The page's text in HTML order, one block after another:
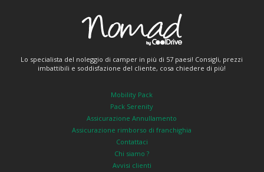
Lo specialista del noleggio di camper in più di 57 paesi! Consigli, prezzi
imbattibili e soddisfazione del cliente, cosa chiedere di più!
Mobility Pack
Pack Serenity
Assicurazione Annullamento
Assicurazione rimborso di franchighia
Contattaci
Chi siamo ?
Avvisi clienti